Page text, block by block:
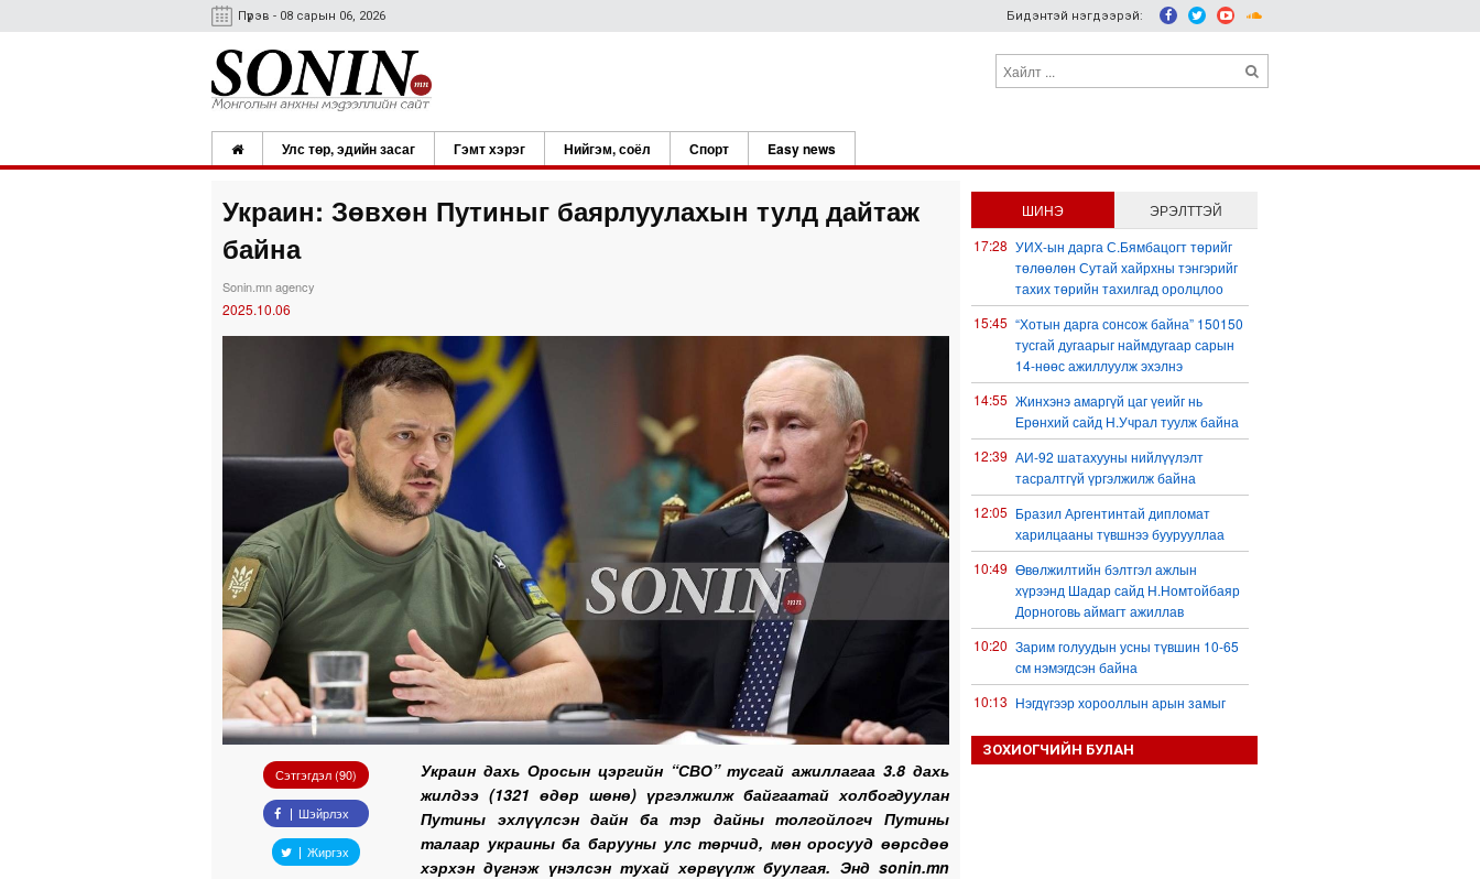
Пүрэв - 08 сарын 06, 2026 Бидэнтэй нэгдээрэй:
Улс төр, эдийн засаг Гэмт хэрэг Нийгэм, соёл Спорт Easy news
Украин: Зөвхөн Путиныг баярлуулахын тулд дайтаж
байна
Sonin.mn agency
2025.10.06
Сэтгэгдэл (90)
Шэйрлэх
Жиргэх
Украин дахь Оросын цэргийн “СВО” тусгай ажиллагаа 3.8 дахь
жилдээ (1321 өдөр шөнө) үргэлжилж байгаатай холбогдуулан
Путины эхлүүлсэн дайн ба тэр дайны толгойлогч Путины
талаар украины ба барууны улс төрчид, мөн оросууд өөрсдөө
хэрхэн дүгнэж үнэлсэн тухай хөрвүүлж буулгая. Энд sonin.mn
ШИНЭ
ЭРЭЛТТЭЙ
17:28 УИХ-ын дарга С.Бямбацогт төрийг
төлөөлөн Сутай хайрхны тэнгэрийг
тахих төрийн тахилгад оролцлоо
15:45 “Хотын дарга сонсож байна” 150150
тусгай дугаарыг наймдугаар сарын
14-нөөс ажиллуулж эхэлнэ
14:55 Жинхэнэ амаргүй цаг үеийг нь
Ерөнхий сайд Н.Учрал туулж байна
12:39 АИ-92 шатахууны нийлүүлэлт
тасралтгүй үргэлжилж байна
12:05 Бразил Аргентинтай дипломат
харилцааны түвшнээ буурууллаа
10:49 Өвөлжилтийн бэлтгэл ажлын
хүрээнд Шадар сайд Н.Номтойбаяр
Дорноговь аймагт ажиллав
10:20 Зарим голуудын усны түвшин 10-65
см нэмэгдсэн байна
10:13 Нэгдүгээр хорооллын арын замыг
түр хааж, борооны ус зайлуулах
шугамын хөндлөн сэтэлгээ хийнэ
ЗОХИОГЧИЙН БУЛАН